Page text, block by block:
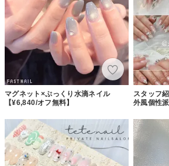
マグネット×ぷっくり水滴ネイル
【¥6,840/オフ無料】
スタッフ
外風個性